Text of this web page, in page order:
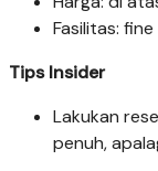
Fasilitas:
Tips Insider
Lakukan
penuh,